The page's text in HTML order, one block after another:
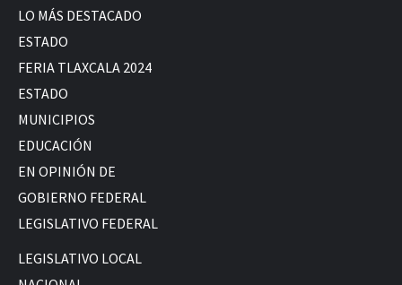
LO MÁS DESTACADO
ESTADO
FERIA TLAXCALA 2024
ESTADO
MUNICIPIOS
EDUCACIÓN
EN OPINIÓN DE
GOBIERNO FEDERAL
LEGISLATIVO FEDERAL
LEGISLATIVO LOCAL